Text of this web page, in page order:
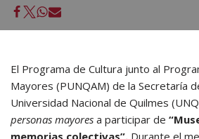
El Programa de Cultura junto al
Mayores (PUNQAM) de la Secretaría
Universidad Nacional de Quilmes
personas mayores a participar de
memorias colectivas”. Durante el